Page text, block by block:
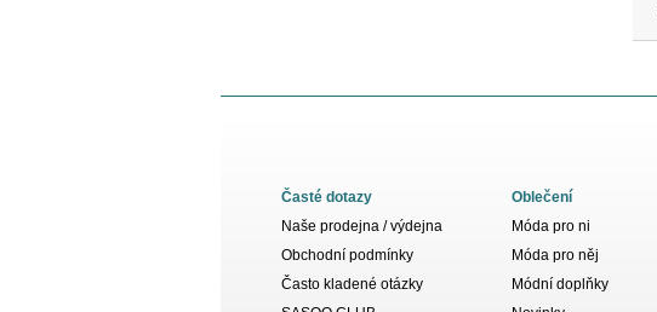
Časté dotazy
Naše prodejna / výdejna
Obchodní podmínky
Často kladené otázky
Oblečení
Móda pro ni
Móda pro něj
Módní doplňky